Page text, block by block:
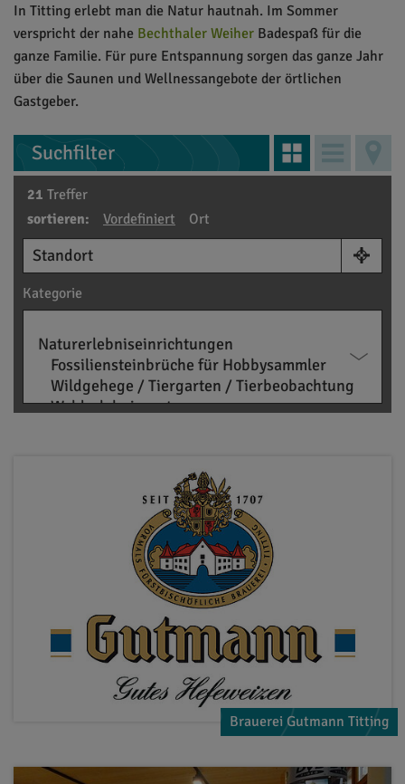
In Titting erlebt man die Natur hautnah. Im Sommer
verspricht der nahe Bechthaler Weiher Badespaß für die
ganze Familie. Für pure Entspannung sorgen das ganze Jahr
über die Saunen und Wellnessangebote der örtlichen
Gastgeber.
Suchfilter
21 Treffer
sortieren:
Vordefiniert Ort
Kategorie
Brauerei Gutmann Titting